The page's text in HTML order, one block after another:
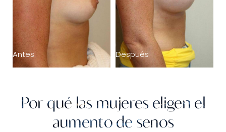
Antes Después
Por qué las mujeres eligen el
aumento de senos